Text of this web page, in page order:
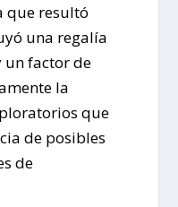
que resultó
una regalía
un factor de
la
que
de posibles
de